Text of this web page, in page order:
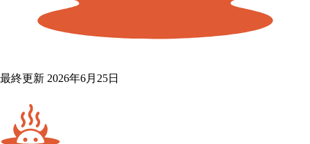
最終更新 2026年6月25日